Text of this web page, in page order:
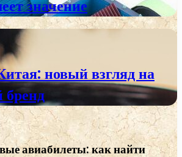
значение
новый взгляд на
бренд
авиабилеты: как найти